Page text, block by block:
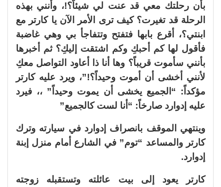
بأن رحلتك معي قد عنت لي شيئاً؟!، وأنني بهذه
الرحلة قد تغيرت؟ كيف ترى الأمر الآن يا كارتر مع
ابنتي؟، أقرع بابها فتفتح وتتفاجأ بي وهي غاضبة
فأقول لها كم أحبكِ وكم اشتقت إليكِ؟ ثم أخبرها
بأنني سأموت قريباً؟ وها أنا ذا أعاود التواصل معكِ
لأنني أخشى أن أموت وحيداً؟!”، ويرد عليه كارتر
مؤكداً: “الجميع يخشى أن يموت وحيداً” ،، فيرد
عليه إدوارد صارخاً: “أنا لست كالجميع”
وينتهي الموقف بانصراف إدوارد في سيارته وترك
كارتر والمساعد “توم” في الشارع أمام منزل إبنة
إدوارد.
كارتر يعود إلى بيت عائلته وتستقبله زوجته